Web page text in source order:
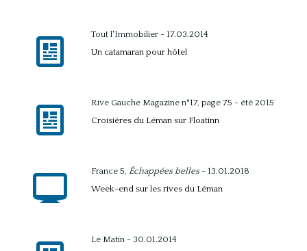
Tout l'Immobilier - 17.03.2014
Un catamaran pour hôtel
Rive Gauche Magazine n°17, page 75 - été 2015
Croisières du Léman sur Floatinn
France 5, Échappées belles - 13.01.2018
Week-end sur les rives du Léman
Le Matin - 30.01.2014